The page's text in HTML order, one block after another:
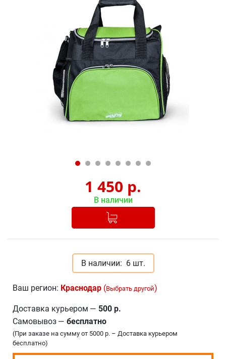
1 450 р.
В наличии
Добавлено в корзину
В наличии: 6 шт.
Ваш регион: Краснодар (Выбрать другой)
Доставка курьером — 500 р.
Самовывоз — бесплатно
(При заказе на сумму от 5000 р. – Доставка курьером
бесплатно)